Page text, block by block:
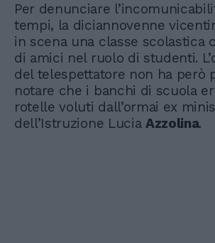
Per denunciare
tempi, la diciannovenne
in scena una classe scolastica
di amici nel ruolo di studenti.
del telespettatore non ha però
notare che i banchi di scuola
rotelle voluti dall’ormai ex
dell’Istruzione Lucia Azzolina.